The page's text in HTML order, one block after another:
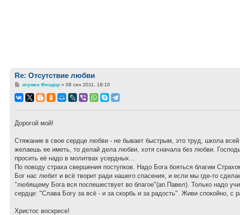
Re: Отсутствие любви
Сообщение
игумен Феодор» 08 сен 2011, 18:10
Дорогой мой!
Стяжание в свое сердце любви - не бывает быстрым, это труд, школа
желаешь ее иметь, то делай дела любви, хотя сначала без любви.
просить её надо в молитвах усердных...
По поводу страха свершения поступков. Надо Бога бояться благим
Бог нас любит и всё творит ради нашего спасения, и если мы где-то
"любящему Бога вся поспешествует во благое"(ап.Павел). Только надо
сердце: "Слава Богу за всё - и за скорбь и за радость". Живи спокойно, с
Христос воскресе!